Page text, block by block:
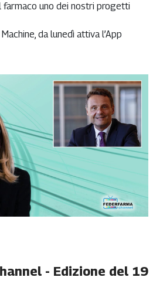
farmaco uno dei nostri progetti
da lunedì attiva l’App
- Edizione del 19